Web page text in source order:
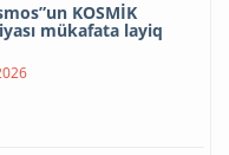
KOSMİK
mükafata layiq